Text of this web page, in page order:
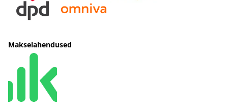
Makselahendused